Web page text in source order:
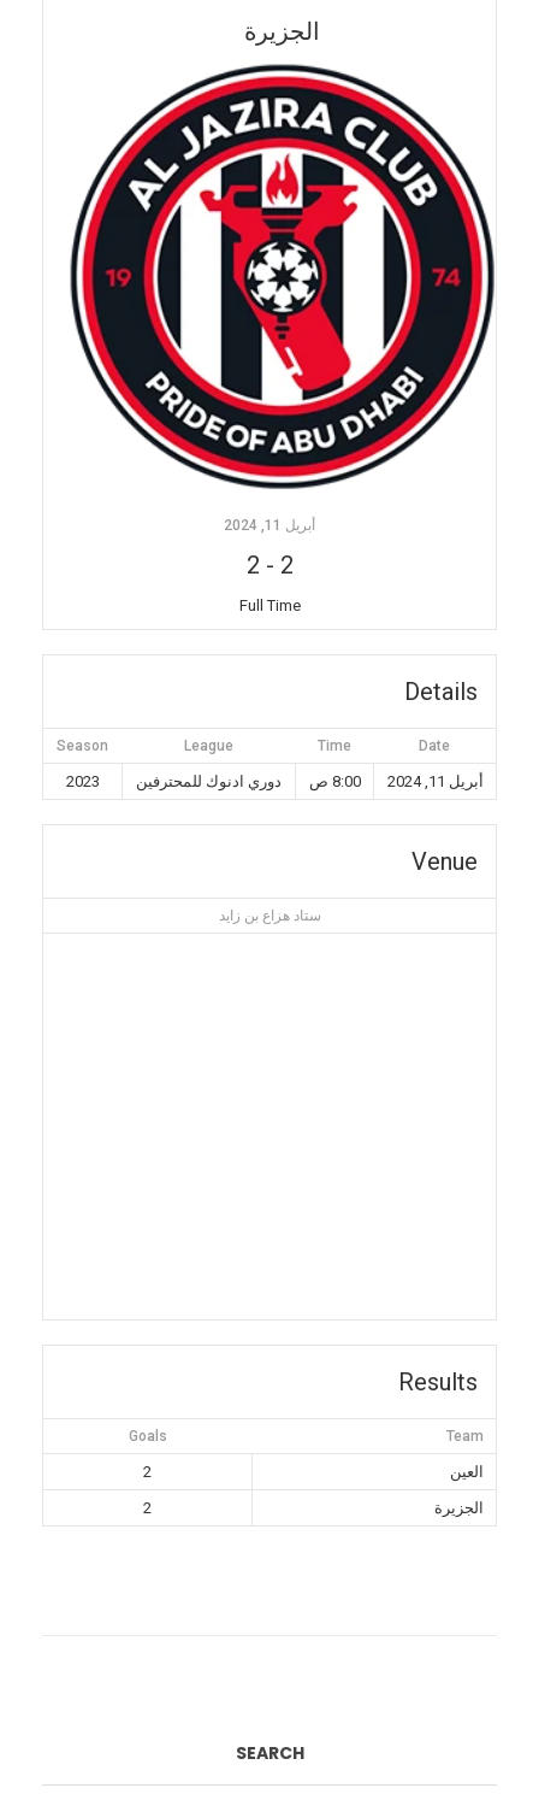
الجزيرة
أبريل 11, 2024
2
-
2
Full Time
Details
Date
Time
League
Season
أبريل 11, 2024 8:00 ص دوري ادنوك للمحترفين 2023
Venue
ستاد هزاع بن زايد
Results
Team
Goals
العين
2
الجزيرة
2
SEARCH